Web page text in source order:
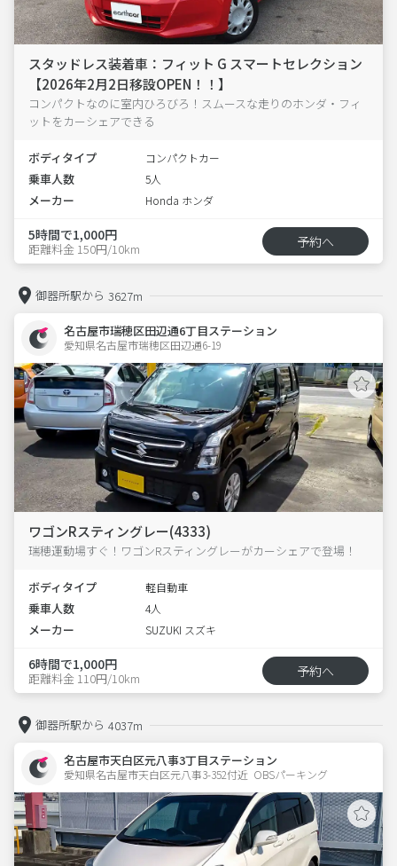
スタッドレス装着車：フィット G スマートセレクション
【2026年2月2日移設OPEN！！】
コンパクトなのに室内ひろびろ！スムースな走りのホンダ・フィ
ットをカーシェアできる
ボディタイプ コンパクトカー
乗車人数 5人
メーカー Honda ホンダ
5時間で1,000円
距離料金 150円/10km 予約へ
御器所駅から 3627m
名古屋市瑞穂区田辺通6丁目ステーション
愛知県名古屋市瑞穂区田辺通6-19
ワゴンRスティングレー(4333)
瑞穂運動場すぐ！ワゴンRスティングレーがカーシェアで登場！
ボディタイプ 軽自動車
乗車人数 4人
メーカー SUZUKI スズキ
6時間で1,000円
距離料金 110円/10km 予約へ
御器所駅から 4037m
名古屋市天白区元八事3丁目ステーション
愛知県名古屋市天白区元八事3-352付近  OBSパーキング